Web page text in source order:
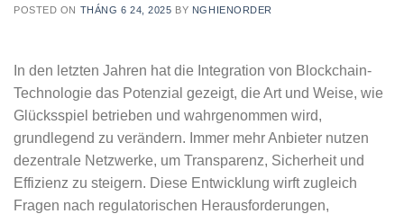
POSTED ON THÁNG 6 24, 2025 BY NGHIENORDER
In den letzten Jahren hat die Integration von Blockchain-
Technologie das Potenzial gezeigt, die Art und Weise, wie
Glücksspiel betrieben und wahrgenommen wird,
grundlegend zu verändern. Immer mehr Anbieter nutzen
dezentrale Netzwerke, um Transparenz, Sicherheit und
Effizienz zu steigern. Diese Entwicklung wirft zugleich
Fragen nach regulatorischen Herausforderungen,